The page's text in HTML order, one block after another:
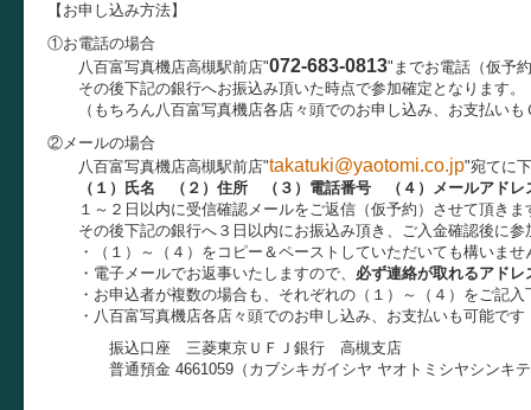
【お申し込み方法】
①お電話の場合
八百富写真機店高槻駅前店"072-683-0813"までお電話（仮予
その後下記の銀行へお振込み頂いた時点で参加確定となります。
（もちろん八百富写真機店各店々頭でのお申し込み、お支払いも
②メールの場合
八百富写真機店高槻駅前店"takatuki@yaotomi.co.jp"宛てに
（１）氏名 （２）住所 （３）電話番号 （４）メールアドレ
１～２日以内に受信確認メールをご返信（仮予約）させて頂きま
その後下記の銀行へ３日以内にお振込み頂き、ご入金確認後に参
・（１）～（４）をコピー＆ペーストしていただいても構いませ
・電子メールでお返事いたしますので、 必ず連絡が取れるアド
・お申込者が複数の場合も、それぞれの（１）～（４）をご記入
・八百富写真機店各店々頭でのお申し込み、お支払いも可能です
振込口座 三菱東京ＵＦＪ銀行 高槻支店
普通預金 4661059（カブシキガイシヤ ヤオトミシヤシンキテ